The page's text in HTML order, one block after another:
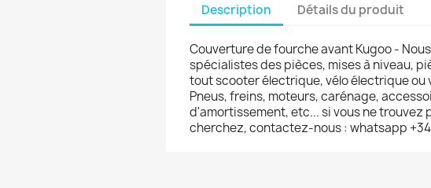
Description Détails du produit
Couverture de fourche avant Kugoo -
spécialistes des pièces, mises à niveau,
tout scooter électrique, vélo électrique ou
Pneus, freins, moteurs, carénage,
d'amortissement, etc... si vous ne trouvez
cherchez, contactez-nous : whatsapp